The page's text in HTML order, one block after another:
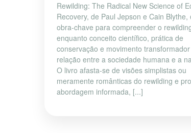
Rewilding: The Radical New Science of
Recovery, de Paul Jepson e Cain Blythe,
obra-chave para compreender o
enquanto conceito científico, prática de
conservação e movimento
relação entre a sociedade humana e a
O livro afasta-se de visões simplistas ou
meramente românticas do rewilding e
abordagem informada, [...]